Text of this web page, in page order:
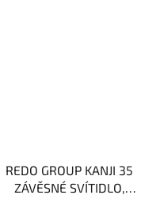
REDO GROUP KANJI 35
ZÁVĚSNÉ SVÍTIDLO,